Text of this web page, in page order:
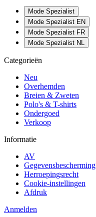
Mode Spezialist
Mode Spezialist EN
Mode Spezialist FR
Mode Spezialist NL
Categorieën
Neu
Overhemden
Breien & Zweten
Polo's & T-shirts
Ondergoed
Verkoop
Informatie
AV
Gegevensbescherming
Herroepingsrecht
Cookie-instellingen
Afdruk
Anmelden